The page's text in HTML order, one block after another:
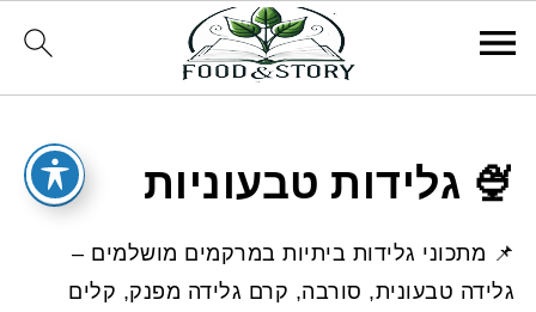
🍨 גלידות טבעוניות
📌 מתכוני גלידות ביתיות במרקמים מושלמים –
גלידה טבעונית, סורבה, קרם גלידה מפנק, קלים